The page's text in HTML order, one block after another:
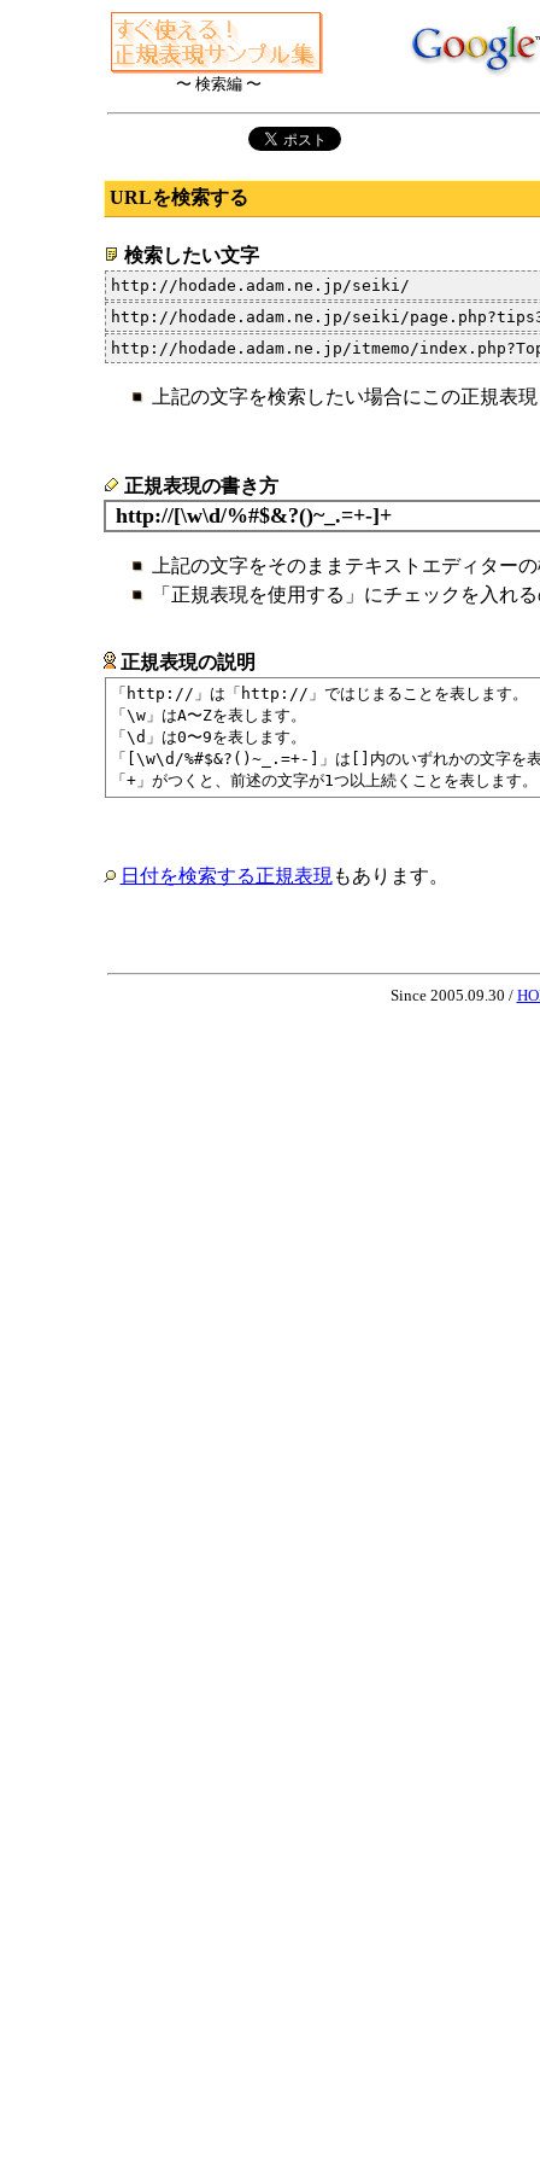
〜 検索編 〜
URLを検索する
検索したい文字
上記の文字を検索したい場合にこの正規表
正規表現の書き方
上記の文字をそのままテキストエディター
「正規表現を使用する」にチェックを入れ
正規表現の説明
「http://」は「http://」ではじまることを表します。
「\w」はA〜Zを表します。
「\d」は0〜9を表します。
「[\w\d/%#$&?()~_.=+-]」は[]内のいずれかの文字を表
日付を検索する正規表現 もあります。
Since 2005.09.30 /